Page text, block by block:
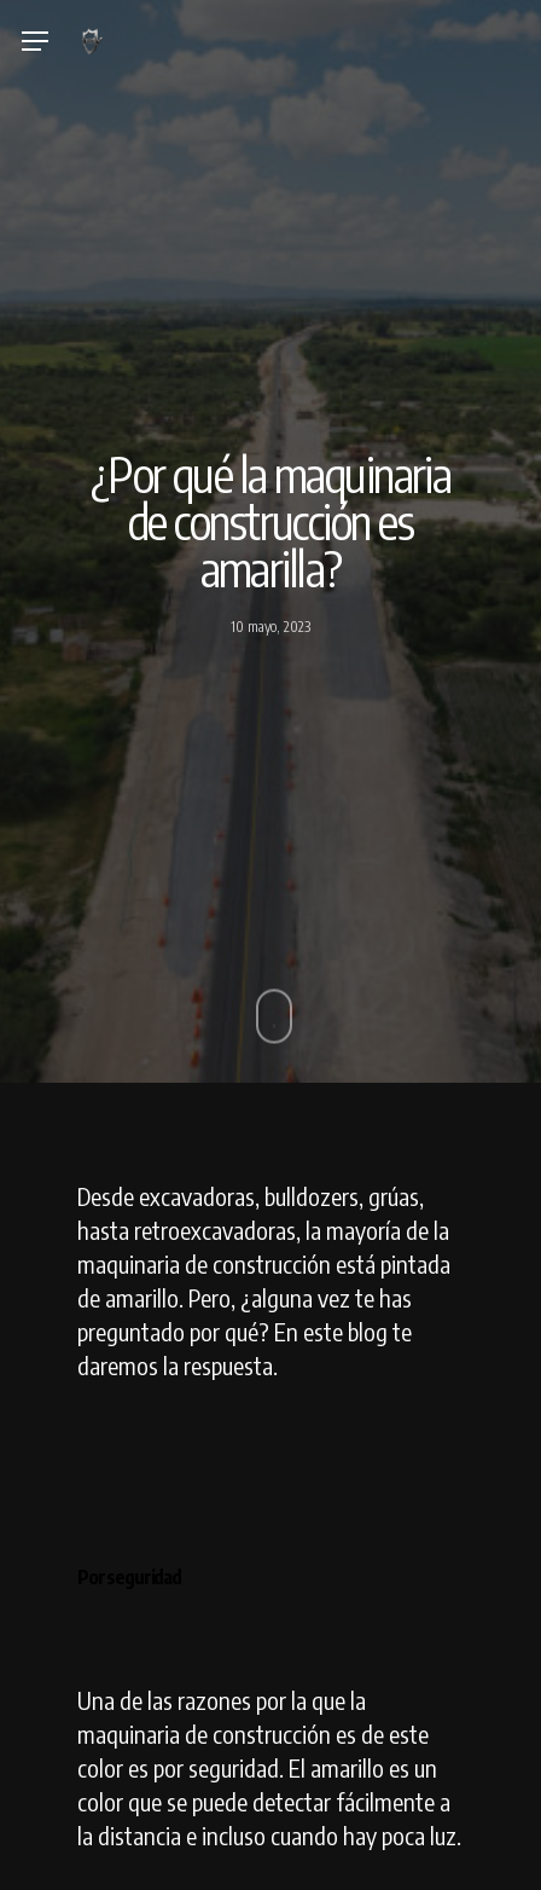
main
content
Menu
¿Por qué la maquinaria
de construcción es
amarilla?
10 mayo, 2023
Desde excavadoras, bulldozers, grúas,
hasta retroexcavadoras, la mayoría de la
maquinaria de construcción está pintada
de amarillo. Pero, ¿alguna vez te has
preguntado por qué? En este blog te
daremos la respuesta.
Una de las razones por la que la
maquinaria de construcción es de este
color es por seguridad. El amarillo es un
color que se puede detectar fácilmente a
la distancia e incluso cuando hay poca luz.